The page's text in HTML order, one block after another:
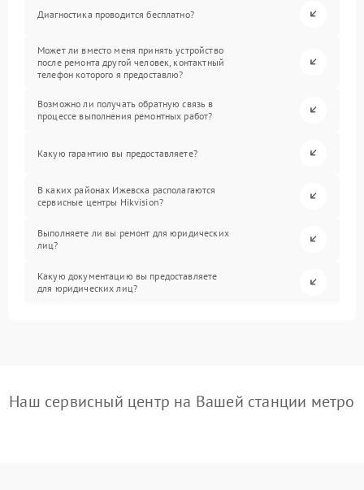
Диагностика проводится бесплатно?
Может ли вместо меня принять устройство
после ремонта другой человек, контактный
телефон которого я предоставлю?
Возможно ли получать обратную связь в
процессе выполнения ремонтных работ?
Какую гарантию вы предоставляете?
В каких районах Ижевска располагаются
сервисные центры Hikvision?
Выполняете ли вы ремонт для юридических
лиц?
Какую документацию вы предоставляете
для юридических лиц?
Наш сервисный центр на Вашей станции метро